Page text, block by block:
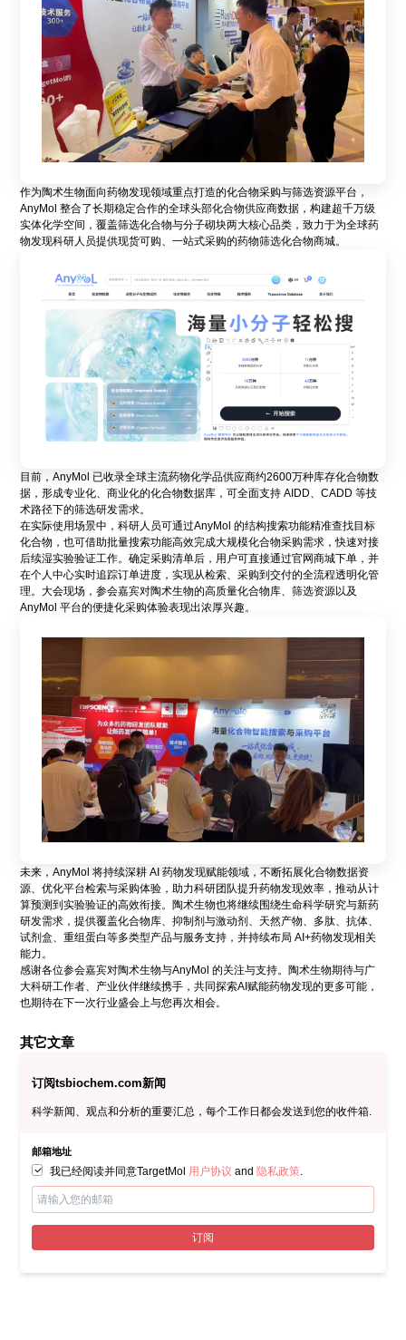
作为陶术生物面向药物发现领域重点打造的化合物采购与筛选资源平台，
AnyMol 整合了长期稳定合作的全球头部化合物供应商数据，构建超千万级
实体化学空间，覆盖筛选化合物与分子砌块两大核心品类，致力于为全球药
物发现科研人员提供现货可购、一站式采购的药物筛选化合物商城。
目前，AnyMol 已收录全球主流药物化学品供应商约2600万种库存化合物数
据，形成专业化、商业化的化合物数据库，可全面支持 AIDD、CADD 等技
术路径下的筛选研发需求。
在实际使用场景中，科研人员可通过AnyMol 的结构搜索功能精准查找目标
化合物，也可借助批量搜索功能高效完成大规模化合物采购需求，快速对接
后续湿实验验证工作。确定采购清单后，用户可直接通过官网商城下单，并
在个人中心实时追踪订单进度，实现从检索、采购到交付的全流程透明化管
理。大会现场，参会嘉宾对陶术生物的高质量化合物库、筛选资源以及
AnyMol 平台的便捷化采购体验表现出浓厚兴趣。
未来，AnyMol 将持续深耕 AI 药物发现赋能领域，不断拓展化合物数据资
源、优化平台检索与采购体验，助力科研团队提升药物发现效率，推动从计
算预测到实验验证的高效衔接。陶术生物也将继续围绕生命科学研究与新药
研发需求，提供覆盖化合物库、抑制剂与激动剂、天然产物、多肽、抗体、
试剂盒、重组蛋白等多类型产品与服务支持，并持续布局 AI+药物发现相关
能力。
感谢各位参会嘉宾对陶术生物与AnyMol 的关注与支持。陶术生物期待与广
大科研工作者、产业伙伴继续携手，共同探索AI赋能药物发现的更多可能，
也期待在下一次行业盛会上与您再次相会。
其它文章
订阅tsbiochem.com新闻
科学新闻、观点和分析的重要汇总，每个工作日都会发送到您的收件箱.
邮箱地址
我已经阅读并同意TargetMol 用户协议 and 隐私政策.
订阅